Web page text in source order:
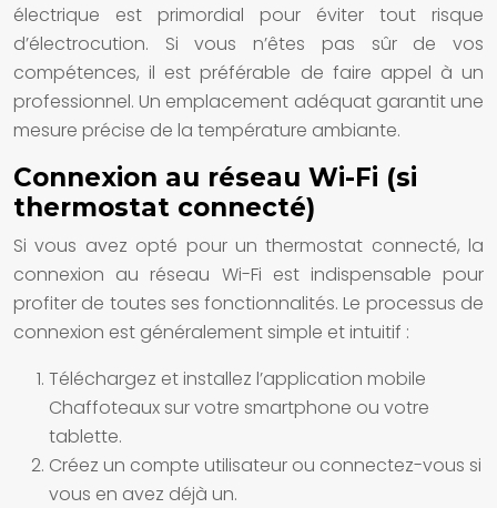
électrique est primordial pour éviter tout risque
d’électrocution. Si vous n’êtes pas sûr de vos
compétences, il est préférable de faire appel à un
professionnel. Un emplacement adéquat garantit une
mesure précise de la température ambiante.
Connexion au réseau Wi-Fi (si
thermostat connecté)
Si vous avez opté pour un thermostat connecté, la
connexion au réseau Wi-Fi est indispensable pour
profiter de toutes ses fonctionnalités. Le processus de
connexion est généralement simple et intuitif :
Téléchargez et installez l’application mobile
Chaffoteaux sur votre smartphone ou votre
tablette.
Créez un compte utilisateur ou connectez-vous si
vous en avez déjà un.